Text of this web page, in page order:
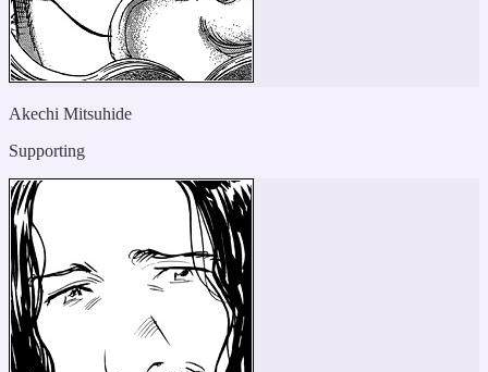
Akechi Mitsuhide
Supporting